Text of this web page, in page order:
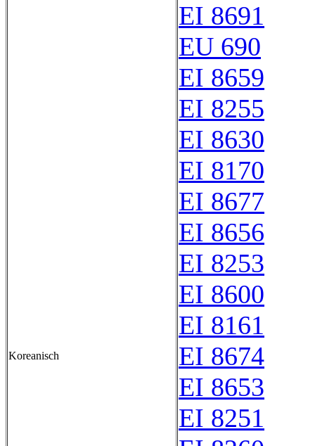
Koreanisch
EI 8691
EU 690
EI 8659
EI 8255
EI 8630
EI 8170
EI 8677
EI 8656
EI 8253
EI 8600
EI 8161
EI 8674
EI 8653
EI 8251